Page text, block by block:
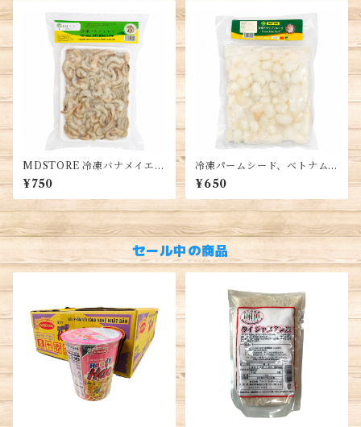
MDSTORE 冷凍バナメイエビ
頭なし、殻付き、中型エビ、
ベトナム産、冷凍シーフード,
small shrimp, tép bạc
¥750
冷凍パームシード、ベトナム
産、500g、冷凍フルーツ、Pa
lm Seed, Hạt Đác
¥650
セール中の商品